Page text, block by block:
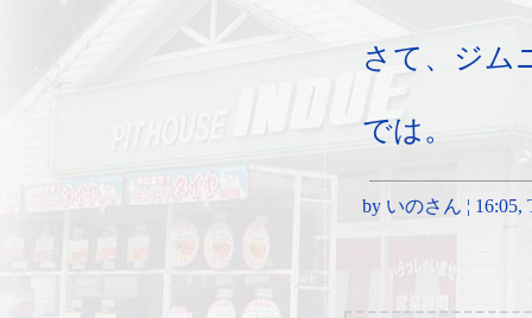
さて、ジム
では。
by いのさん ¦ 16:05,